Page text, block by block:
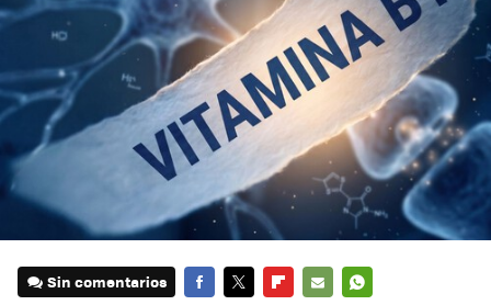
Sin comentarios